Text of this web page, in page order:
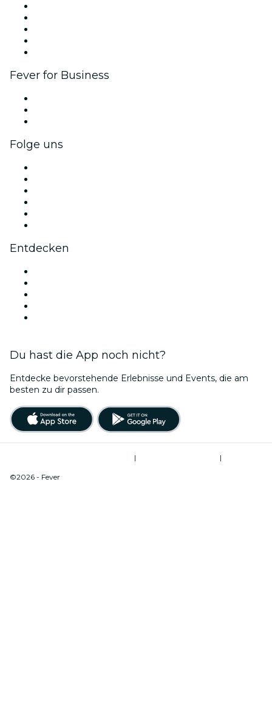
Fever for Business
Folge uns
Entdecken
Du hast die App noch nicht?
Entdecke bevorstehende Erlebnisse und Events, die am
besten zu dir passen.
|
|
©2026 - Fever